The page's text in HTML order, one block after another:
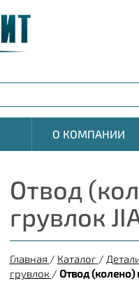
О КОМПАНИИ
Отвод
грувлок
Главная / Каталог /
грувлок / Отвод (колено)